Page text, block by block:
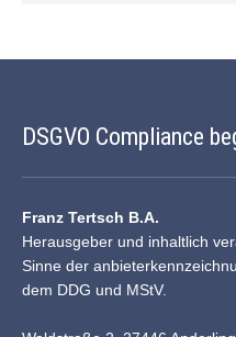
DSGVO Compliance
Franz Tertsch B.A.
Herausgeber und inhaltlich
Sinne der
dem DDG und MStV.